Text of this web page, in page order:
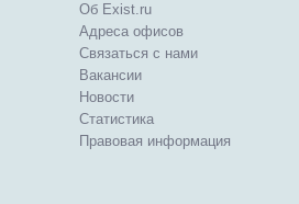
Об Exist.ru
Адреса офисов
Связаться с нами
Вакансии
Новости
Статистика
Правовая информация